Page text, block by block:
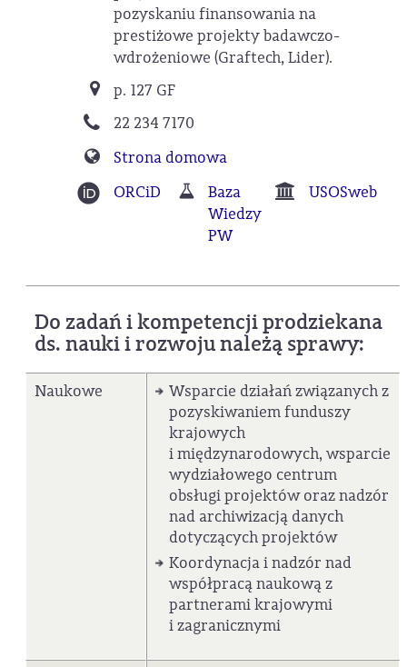
pozyskaniu finansowania na
prestiżowe projekty badawczo-
wdrożeniowe (Graftech, Lider).
p. 127 GF
22 234 7170
Strona domowa
ORCiD
Baza
Wiedzy
PW
USOSweb
Do zadań i kompetencji prodziekana
ds. nauki i rozwoju należą sprawy:
Naukowe
Wsparcie działań związanych z
pozyskiwaniem funduszy
krajowych
i międzynarodowych, wsparcie
wydziałowego centrum
obsługi projektów oraz nadzór
nad archiwizacją danych
dotyczących projektów
Koordynacja i nadzór nad
współpracą naukową z
partnerami krajowymi
i zagranicznymi